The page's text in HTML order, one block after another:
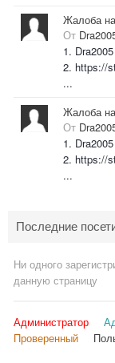
Жалоба
От
1. Dra2005
2. https://
...
Жалоба
От
1. Dra2005
2. https://
...
Последние
Ни одного
данную страницу
Администратор
Проверенный